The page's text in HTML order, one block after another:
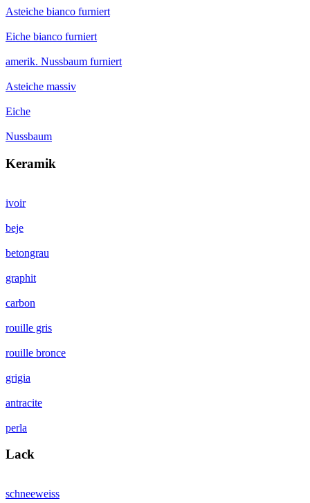
Asteiche bianco furniert
Eiche bianco furniert
amerik. Nussbaum furniert
Asteiche massiv
Eiche
Nussbaum
Keramik
ivoir
beje
betongrau
graphit
carbon
rouille gris
rouille bronce
grigia
antracite
perla
Lack
schneeweiss